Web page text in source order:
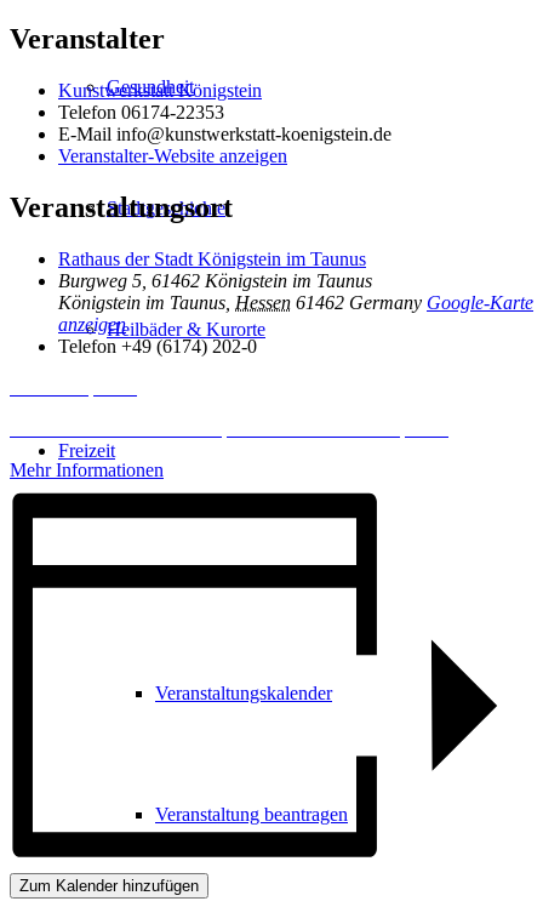
Gesundheit
Stadtgeschichte
Heilbäder & Kurorte
Freizeit
Veranstaltungskalender
Veranstaltungskalender
Veranstaltung beantragen
Veranstalter
Kunstwerkstatt Königstein
Telefon 06174-22353
E-Mail info@kunstwerkstatt-koenigstein.de
Veranstalter-Website anzeigen
Veranstaltungsort
Rathaus der Stadt Königstein im Taunus
Burgweg 5, 61462 Königstein im Taunus
Königstein im Taunus Hessen 61462 Germany Google-Karte
anzeigen
Telefon +49 (6174) 202-0
Mehr Informationen
Zum Kalender hinzufügen